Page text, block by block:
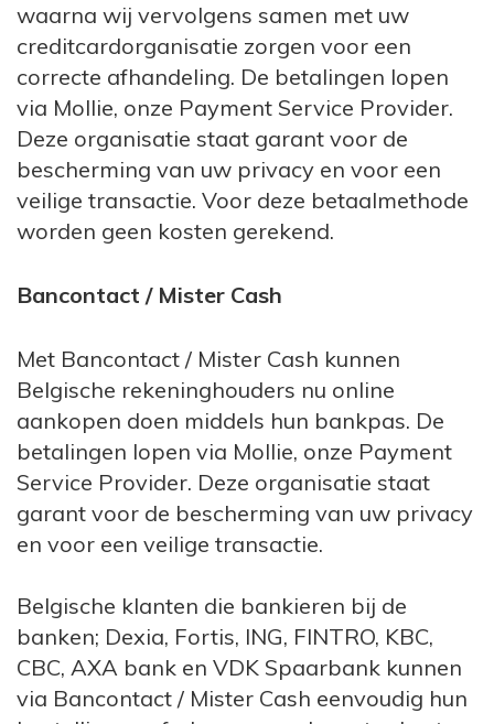
waarna wij vervolgens samen met uw
creditcardorganisatie zorgen voor een
correcte afhandeling. De betalingen lopen
via Mollie, onze Payment Service Provider.
Deze organisatie staat garant voor de
bescherming van uw privacy en voor een
veilige transactie. Voor deze betaalmethode
worden geen kosten gerekend.
Bancontact / Mister Cash
Met Bancontact / Mister Cash kunnen
Belgische rekeninghouders nu online
aankopen doen middels hun bankpas. De
betalingen lopen via Mollie, onze Payment
Service Provider. Deze organisatie staat
garant voor de bescherming van uw privacy
en voor een veilige transactie.
Belgische klanten die bankieren bij de
banken; Dexia, Fortis, ING, FINTRO, KBC,
CBC, AXA bank en VDK Spaarbank kunnen
via Bancontact / Mister Cash eenvoudig hun